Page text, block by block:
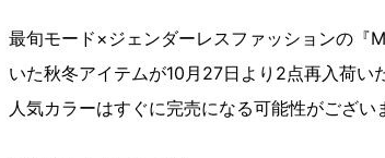
最旬モード×ジェンダーレスファッションの『
いた秋冬アイテムが10月27日より2点再入荷い
人気カラーはすぐに完売になる可能性がござい